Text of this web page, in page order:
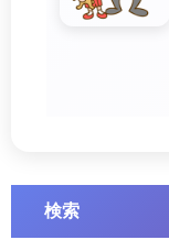
検索